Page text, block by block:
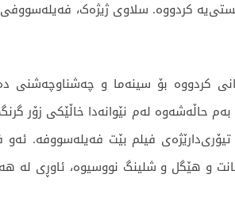
کردووە. سلاوی ژیژەک،
کردووە بۆ سینەما و
بەم حاڵەشەوە لەم نێوانەدا خاڵێکی
فیلم بێت فەیلەسووفە. ئەو
و هێگل و شلینگ نووسیوە، ئاوڕی لە